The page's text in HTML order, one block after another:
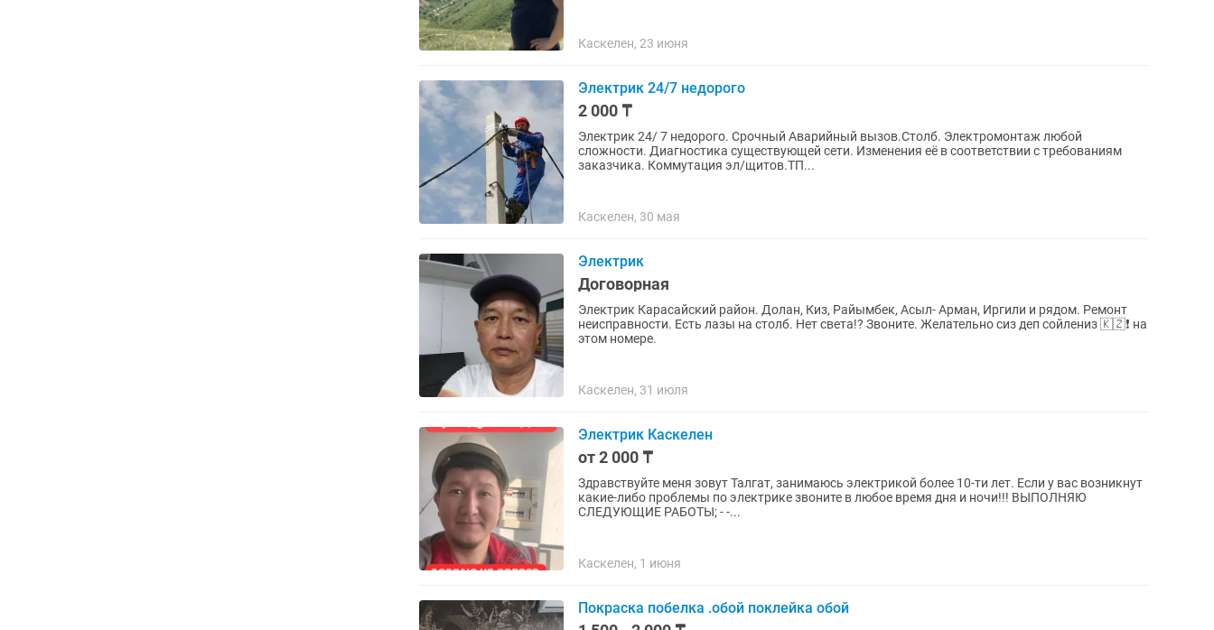
Каскелен, 23 июня
Электрик 24/7 недорого
2 000 ₸
Электрик 24/ 7 недорого. Срочный Аварийный вызов.Столб. Электромонтаж любой
сложности. Диагностика существующей сети. Изменения её в соответствии с требованиям
заказчика. Коммутация эл/щитов.ТП...
Каскелен, 30 мая
Электрик
Договорная
Электрик Карасайский район. Долан, Киз, Райымбек, Асыл- Арман, Иргили и рядом. Ремонт
неисправности. Есть лазы на столб. Нет света!? Звоните. Желательно сиз деп сойлениз 🇰🇿❗ на
этом номере.
Каскелен, 31 июля
Электрик Каскелен
от 2 000 ₸
Здравствуйте меня зовут Талгат, занимаюсь электрикой более 10-ти лет. Если у вас возникнут
какие-либо проблемы по электрике звоните в любое время дня и ночи!!! ВЫПОЛНЯЮ
СЛЕДУЮЩИЕ РАБОТЫ; - -...
Каскелен, 1 июня
Покраска побелка .обой поклейка обой